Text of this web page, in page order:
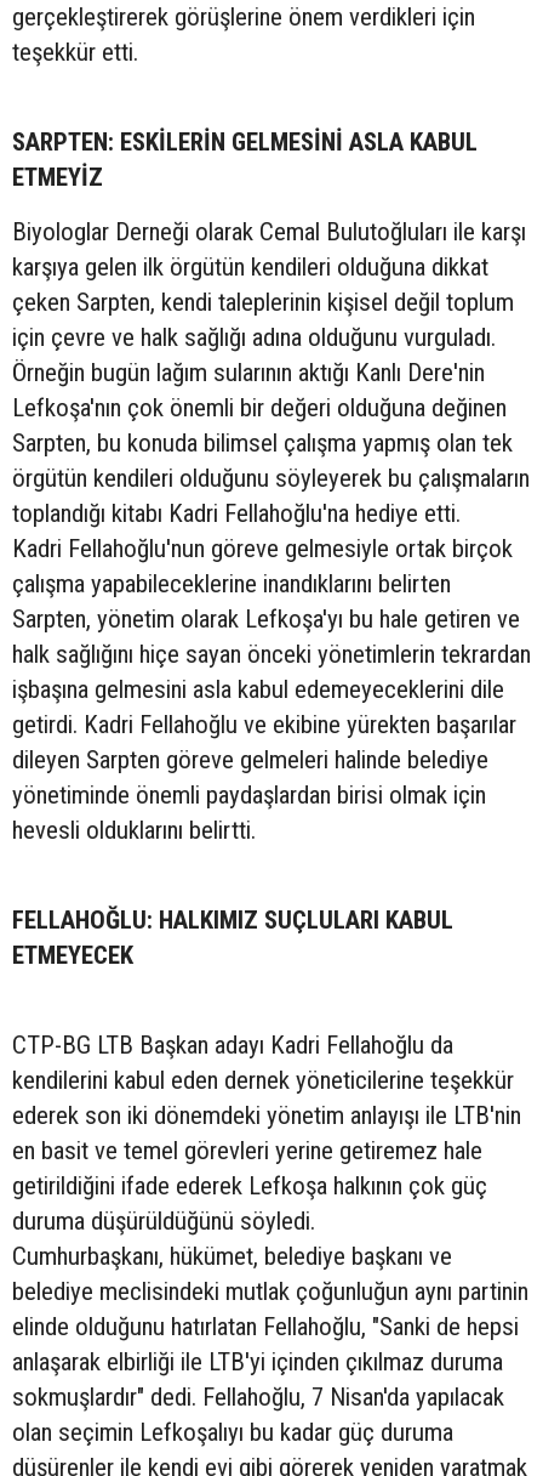
gerçekleştirerek görüşlerine önem verdikleri için
teşekkür etti.
SARPTEN: ESKİLERİN GELMESİNİ ASLA KABUL
ETMEYİZ
Biyologlar Derneği olarak Cemal Bulutoğluları ile karşı
karşıya gelen ilk örgütün kendileri olduğuna dikkat
çeken Sarpten, kendi taleplerinin kişisel değil toplum
için çevre ve halk sağlığı adına olduğunu vurguladı.
Örneğin bugün lağım sularının aktığı Kanlı Dere'nin
Lefkoşa'nın çok önemli bir değeri olduğuna değinen
Sarpten, bu konuda bilimsel çalışma yapmış olan tek
örgütün kendileri olduğunu söyleyerek bu çalışmaların
toplandığı kitabı Kadri Fellahoğlu'na hediye etti.
Kadri Fellahoğlu'nun göreve gelmesiyle ortak birçok
çalışma yapabileceklerine inandıklarını belirten
Sarpten, yönetim olarak Lefkoşa'yı bu hale getiren ve
halk sağlığını hiçe sayan önceki yönetimlerin tekrardan
işbaşına gelmesini asla kabul edemeyeceklerini dile
getirdi. Kadri Fellahoğlu ve ekibine yürekten başarılar
dileyen Sarpten göreve gelmeleri halinde belediye
yönetiminde önemli paydaşlardan birisi olmak için
hevesli olduklarını belirtti.
FELLAHOĞLU: HALKIMIZ SUÇLULARI KABUL
ETMEYECEK
CTP-BG LTB Başkan adayı Kadri Fellahoğlu da
kendilerini kabul eden dernek yöneticilerine teşekkür
ederek son iki dönemdeki yönetim anlayışı ile LTB'nin
en basit ve temel görevleri yerine getiremez hale
getirildiğini ifade ederek Lefkoşa halkının çok güç
duruma düşürüldüğünü söyledi.
Cumhurbaşkanı, hükümet, belediye başkanı ve
belediye meclisindeki mutlak çoğunluğun aynı partinin
elinde olduğunu hatırlatan Fellahoğlu, "Sanki de hepsi
anlaşarak elbirliği ile LTB'yi içinden çıkılmaz duruma
sokmuşlardır" dedi. Fellahoğlu, 7 Nisan'da yapılacak
olan seçimin Lefkoşalıyı bu kadar güç duruma
düşürenler ile kendi evi gibi görerek yeniden yaratmak